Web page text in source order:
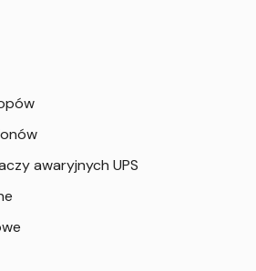
awaryjnych UPS